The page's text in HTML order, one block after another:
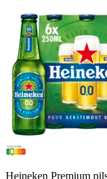
Heineken Premium